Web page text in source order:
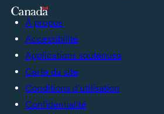
À propos
Accessibilité
Applications soutenues
Carte du site
Conditions d’utilisation
Confidentialité